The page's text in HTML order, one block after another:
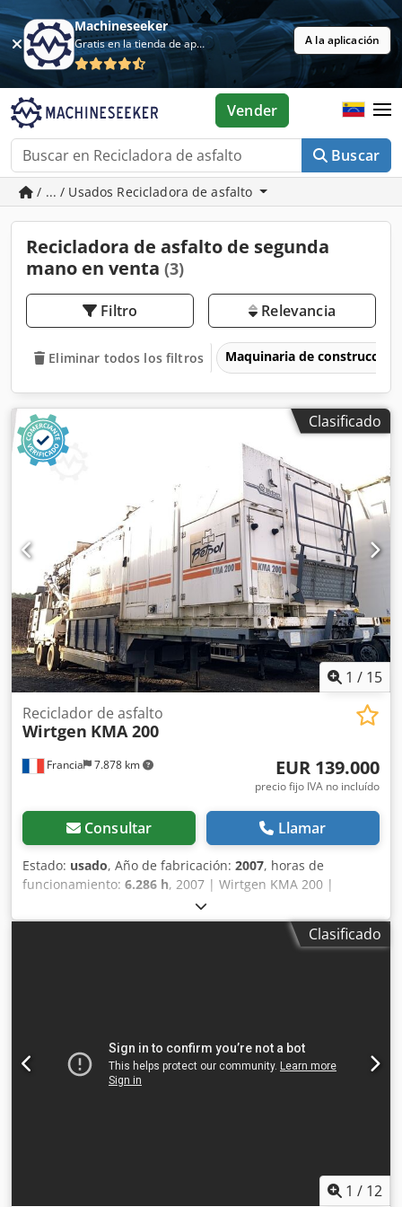
Machineseeker
Gratis en la tienda de aplicaciones A la aplicación
Buscar
Vender
/ ... / Usados Recicladora de asfalto
Recicladora de asfalto de segunda
mano en venta (3)
Filtro Relevancia
Eliminar todos los filtros Maquinaria de construcción
Clasificado
1 / 15
Francia 7.878 km
Reciclador de asfalto
Wirtgen KMA 200
EUR 139.000
precio fijo IVA no incluído
Consultar Llamar
Estado: usado, Año de fabricación: 2007, horas de
funcionamiento: 6.286 h, 2007 | Wirtgen KMA 200 |
Recicladora de asfalto usada | 6286 horas 📍Ubicación:
Francia 🚛 Entrega disponible en su destino. ¡Utilice
nuestra calculadora de envío para estimar los costos de
problemas ⚠️ 📌 Comentario del inspector: Solo se realizó
una inspección visual. La máquina debía estar en
condiciones de funcionamiento cuando el propietario la
referencia "31332 Equippo" se utiliza comúnmente al
Clasificado
1 / 12